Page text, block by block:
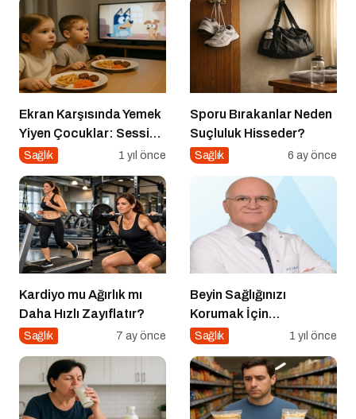
Ekran Karşısında Yemek
Yiyen Çocuklar: Sessiz
Tehlike
Sağlık 1 yıl önce
Sporu Bırakanlar Neden
Suçluluk Hisseder?
Sağlık 6 ay önce
Kardiyo mu Ağırlık mı
Daha Hızlı Zayıflatır?
Sağlık 7 ay önce
Beyin Sağlığınızı
Korumak İçin
Uygulayabileceğiniz 7
Sağlık 1 yıl önce